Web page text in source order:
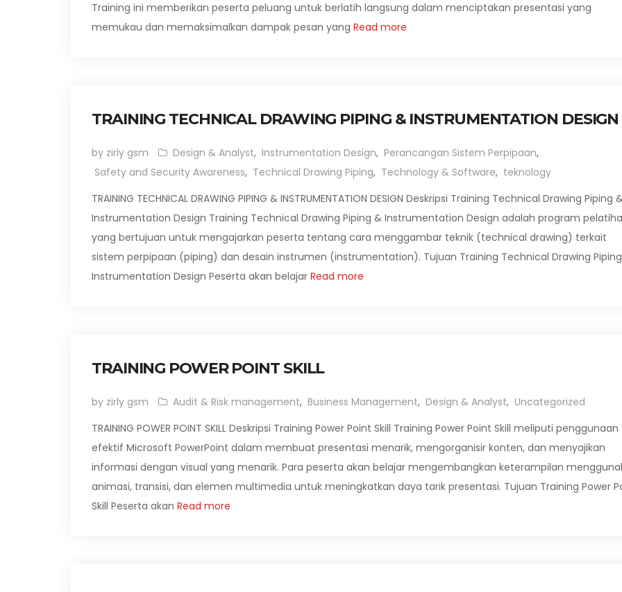
Training ini memberikan peserta peluang untuk berlatih langsung dalam menciptakan presentasi yang
memukau dan memaksimalkan dampak pesan yang Read more
TRAINING TECHNICAL DRAWING PIPING & INSTRUMENTATION DESIGN
by zirly gsm Design & Analyst, Instrumentation Design, Perancangan Sistem Perpipaan,
Safety and Security Awareness, Technical Drawing Piping, Technology & Software, teknology
TRAINING TECHNICAL DRAWING PIPING & INSTRUMENTATION DESIGN Deskripsi Training Technical Drawing Piping
Instrumentation Design Training Technical Drawing Piping & Instrumentation Design adalah program
yang bertujuan untuk mengajarkan peserta tentang cara menggambar teknik (technical drawing) terkait
sistem perpipaan (piping) dan desain instrumen (instrumentation). Tujuan Training Technical Drawing
Instrumentation Design Peserta akan belajar Read more
TRAINING POWER POINT SKILL
by zirly gsm Audit & Risk management, Business Management, Design & Analyst, Uncategorized
TRAINING POWER POINT SKILL Deskripsi Training Power Point Skill Training Power Point Skill meliputi penggunaan
efektif Microsoft PowerPoint dalam membuat presentasi menarik, mengorganisir konten, dan menyajikan
informasi dengan visual yang menarik. Para peserta akan belajar mengembangkan keterampilan
animasi, transisi, dan elemen multimedia untuk meningkatkan daya tarik presentasi. Tujuan Training Power
Skill Peserta akan Read more